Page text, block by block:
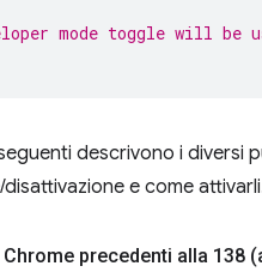
mode toggle will be
descrivono i diversi
e come
precedenti alla 138